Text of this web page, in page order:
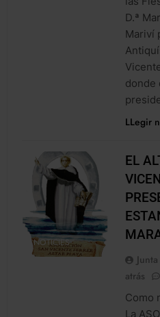
D.ª
Mariví
donde
LLegir
NOTICIES
EL
atrás
Como
La